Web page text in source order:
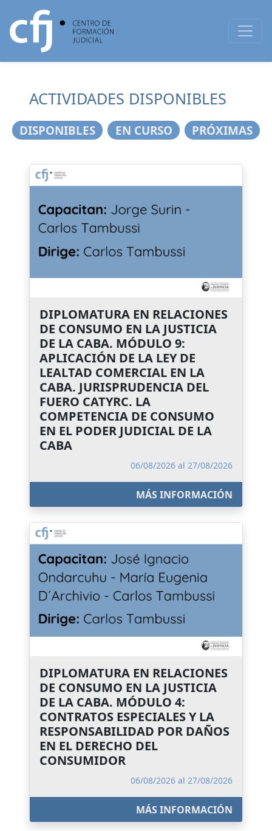
ACTIVIDADES DISPONIBLES
DISPONIBLES EN CURSO PRÓXIMAS
DIPLOMATURA EN RELACIONES
DE CONSUMO EN LA JUSTICIA
DE LA CABA. MÓDULO 9:
APLICACIÓN DE LA LEY DE
LEALTAD COMERCIAL EN LA
CABA. JURISPRUDENCIA DEL
FUERO CATYRC. LA
COMPETENCIA DE CONSUMO
EN EL PODER JUDICIAL DE LA
CABA
06/08/2026 al 27/08/2026
MÁS INFORMACIÓN
DIPLOMATURA EN RELACIONES
DE CONSUMO EN LA JUSTICIA
DE LA CABA. MÓDULO 4:
CONTRATOS ESPECIALES Y LA
RESPONSABILIDAD POR DAÑOS
EN EL DERECHO DEL
CONSUMIDOR
06/08/2026 al 27/08/2026
MÁS INFORMACIÓN